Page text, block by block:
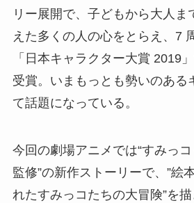
リー展開で、子どもから大人ま
えた多くの人の心をとらえ、7
「日本キャラクター大賞 2019
受賞。いまもっとも勢いのある
て話題になっている。
今回の劇場アニメでは“すみっ
監修”の新作ストーリーで、”絵
れたすみっコたちの大冒険”を